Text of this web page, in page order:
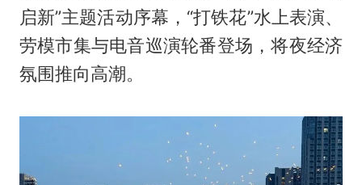
启新”主题活动序幕，“打铁花”水上表演、
劳模市集与电音巡演轮番登场，将夜经济
氛围推向高潮。